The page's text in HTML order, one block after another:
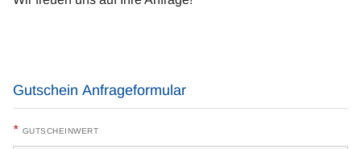
Gutschein Anfrageformular
* GUTSCHEINWERT